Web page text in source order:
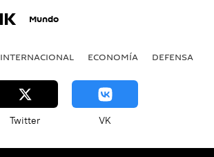
Mundo
INTERNACIONAL ECONOMÍA DEFENSA
Twitter VK